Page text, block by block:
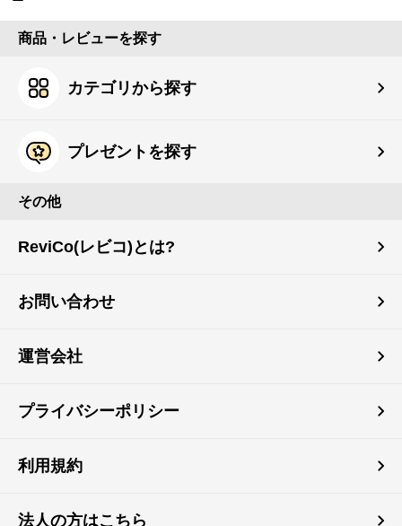
商品・レビューを探す
カテゴリから探す
プレゼントを探す
その他
ReviCo(レビコ)とは?
お問い合わせ
運営会社
プライバシーポリシー
利用規約
法人の方はこちら